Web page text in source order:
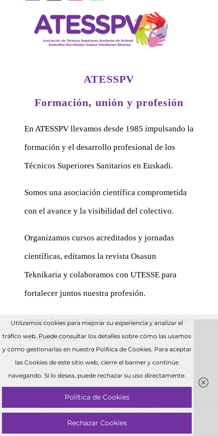
ATESSPV
Formación, unión y profesión
En ATESSPV llevamos desde 1985 impulsando la
formación y el desarrollo profesional de los
Técnicos Superiores Sanitarios en Euskadi.
Somos una asociación científica comprometida
con el avance y la visibilidad del colectivo.
Organizamos cursos acreditados y jornadas
científicas, editamos la revista Osasun
Teknikaria y colaboramos con UTESSE para
fortalecer juntos nuestra profesión.
Porque formarte, unirte y crecer también es una
forma de luchar.
UTESSE © 2026 •Aviso legal|Política de
|Política de Cookies
Utilizamos cookies para mejorar su experiencia y analizar el
tráfico web. Puede consultar los detalles sobre cómo las usamos
y cómo gestionarlas en nuestra Política de Cookies. Para aceptar
las Cookies de este sitio web, cierre el banner y continúe
navegando. Si lo desea, puede rechazar su uso directamente.
Política de Cookies
Rechazar Cookies